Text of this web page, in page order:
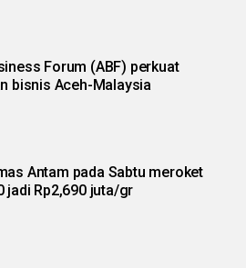
Forum (ABF) perkuat
bisnis Aceh-Malaysia
Antam pada Sabtu meroket
jadi Rp2,690 juta/gr